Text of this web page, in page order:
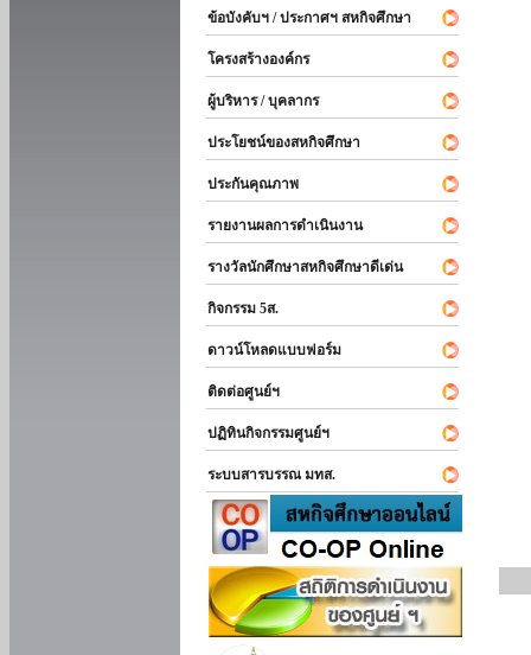
ข้อบังคับฯ / ประกาศฯ สหกิจศึกษา
โครงสร้างองค์กร
ผู้บริหาร / บุคลากร
ประโยชน์ของสหกิจศึกษา
ประกันคุณภาพ
รายงานผลการดำเนินงาน
รางวัลนักศึกษาสหกิจศึกษาดีเด่น
กิจกรรม 5ส.
ดาวน์โหลดแบบฟอร์ม
ติดต่อศูนย์ฯ
ปฏิทินกิจกรรมศูนย์ฯ
ระบบสารบรรณ มทส.